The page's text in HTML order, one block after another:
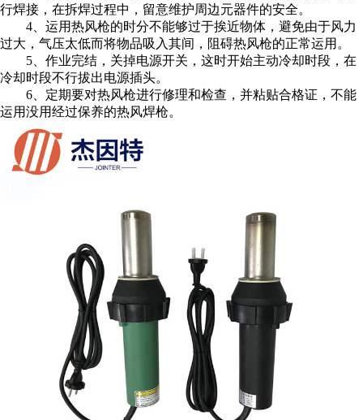
行焊接，在拆焊过程中，留意维护周边元器件的安全。
4、运用热风枪的时分不能够过于挨近物体，避免由于风力
过大，气压太低而将物品吸入其间，阻碍热风枪的正常运用。
5、作业完结，关掉电源开关，这时开始主动冷却时段，在
冷却时段不行拔出电源插头。
6、定期要对热风枪进行修理和检查，并粘贴合格证，不能
运用没用经过保养的热风焊枪。